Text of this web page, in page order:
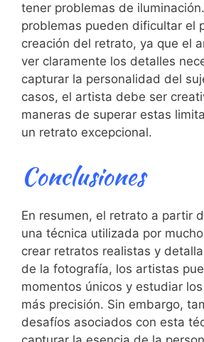
tener‌ problemas de
problemas⁤ pueden dificultar el
creación del retrato, ya que el
ver claramente​ los detalles
capturar la personalidad ⁣del
casos, el artista debe ser
maneras de superar estas
un retrato excepcional.
Conclusiones
En resumen, el retrato a ​partir
una técnica utilizada ⁢por
crear retratos realistas y
de la fotografía, los artistas
momentos únicos y estudiar
más⁣ precisión. Sin embargo,
desafíos asociados con esta